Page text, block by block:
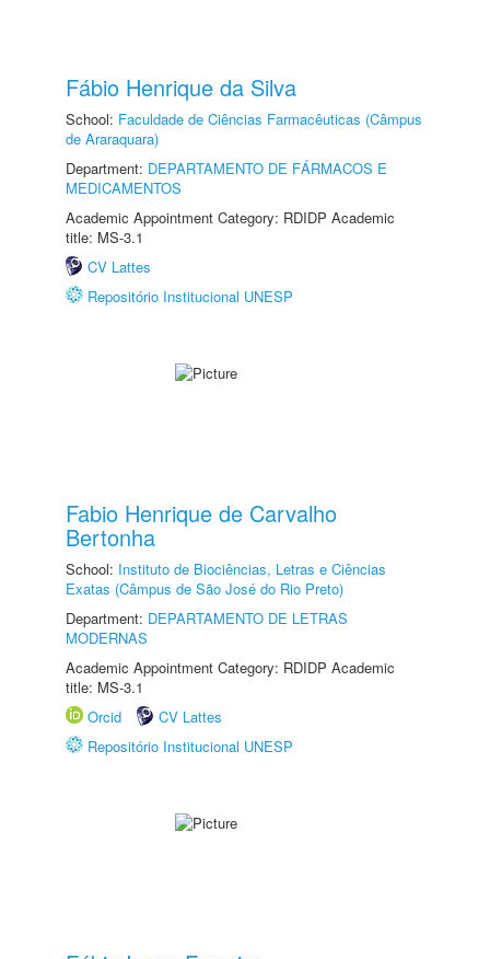
Fábio Henrique da Silva
School: Faculdade de Ciências Farmacêuticas (Câmpus
de Araraquara)
Department: DEPARTAMENTO DE FÁRMACOS E
MEDICAMENTOS
Academic Appointment Category: RDIDP Academic
title: MS-3.1
CV Lattes
Repositório Institucional UNESP
Fabio Henrique de Carvalho
Bertonha
School: Instituto de Biociências, Letras e Ciências
Exatas (Câmpus de São José do Rio Preto)
Department: DEPARTAMENTO DE LETRAS
MODERNAS
Academic Appointment Category: RDIDP Academic
title: MS-3.1
Orcid
CV Lattes
Repositório Institucional UNESP